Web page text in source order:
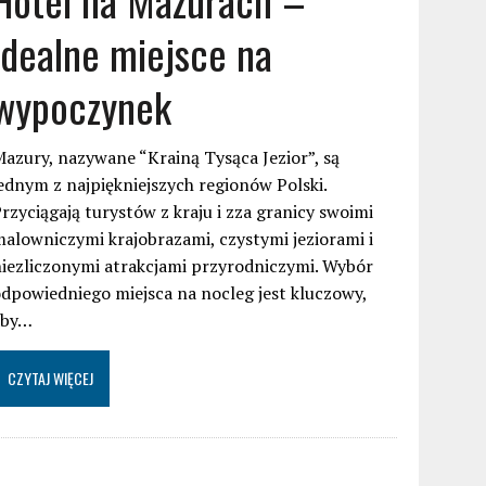
miejsce na
nazywane “Krainą Tysąca Jezior”, są
z najpiękniejszych regionów Polski.
turystów z kraju i zza granicy swoimi
krajobrazami, czystymi jeziorami i
atrakcjami przyrodniczymi. Wybór
miejsca na nocleg jest kluczowy,
CZYTAJ WIĘCEJ